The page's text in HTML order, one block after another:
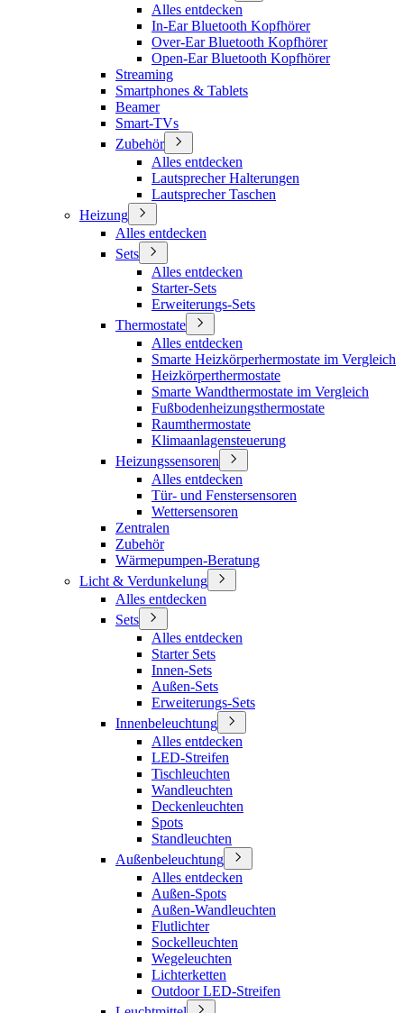
Alles entdecken
In-Ear Bluetooth Kopfhörer
Over-Ear Bluetooth Kopfhörer
Open-Ear Bluetooth Kopfhörer
Streaming
Smartphones & Tablets
Beamer
Smart-TVs
Zubehör
Alles entdecken
Lautsprecher Halterungen
Lautsprecher Taschen
Heizung
Alles entdecken
Sets
Alles entdecken
Starter-Sets
Erweiterungs-Sets
Thermostate
Alles entdecken
Smarte Heizkörperhermostate im Vergleich
Heizkörperthermostate
Smarte Wandthermostate im Vergleich
Fußbodenheizungsthermostate
Raumthermostate
Klimaanlagensteuerung
Heizungssensoren
Alles entdecken
Tür- und Fenstersensoren
Wettersensoren
Zentralen
Zubehör
Wärmepumpen-Beratung
Licht & Verdunkelung
Alles entdecken
Sets
Alles entdecken
Starter Sets
Innen-Sets
Außen-Sets
Erweiterungs-Sets
Innenbeleuchtung
Alles entdecken
LED-Streifen
Tischleuchten
Wandleuchten
Deckenleuchten
Spots
Standleuchten
Außenbeleuchtung
Alles entdecken
Außen-Spots
Außen-Wandleuchten
Flutlichter
Sockelleuchten
Wegeleuchten
Lichterketten
Outdoor LED-Streifen